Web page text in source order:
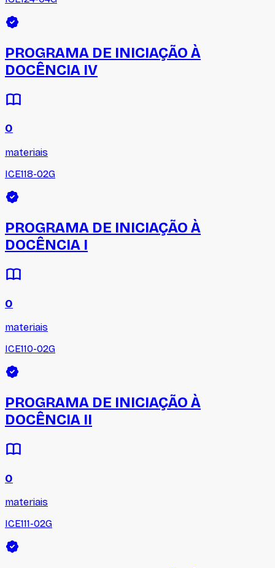
PROGRAMA DE INICIAÇÃO À
DOCÊNCIA IV
0
materiais
ICE118-02G
PROGRAMA DE INICIAÇÃO À
DOCÊNCIA I
0
materiais
ICE110-02G
PROGRAMA DE INICIAÇÃO À
DOCÊNCIA II
0
materiais
ICE111-02G